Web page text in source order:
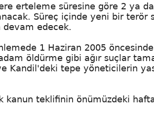
erteleme süresine göre 2 ya
Süreç içinde yeni bir terör
devam edecek.
1 Haziran 2005
öldürme gibi ağır suçlar
Kandil'deki tepe yöneticilerin
kanun teklifinin önümüzdeki